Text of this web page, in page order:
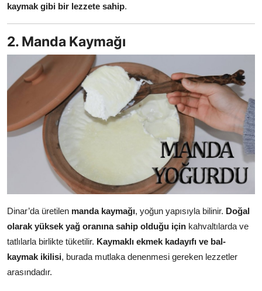
kaymak gibi bir lezzete sahip.
2. Manda Kaymağı
Dinar’da üretilen manda kaymağı, yoğun yapısıyla bilinir. Doğal
olarak yüksek yağ oranına sahip olduğu için kahvaltılarda ve
tatlılarla birlikte tüketilir. Kaymaklı ekmek kadayıfı ve bal-
kaymak ikilisi, burada mutlaka denenmesi gereken lezzetler
arasındadır.